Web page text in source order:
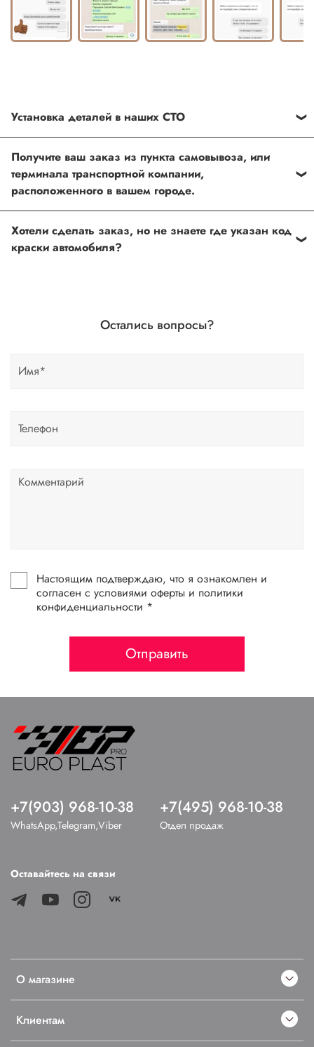
Установка деталей в наших СТО
можно установить в любом из наших установочных
центров по Москве
Получите ваш заказ из пункта самовывоза, или
терминала транспортной компании,
расположенного в вашем городе.
нашим менеджером
Хотели сделать заказ, но не знаете где указан код
краски автомобиля?
менеджеру по форме обратной связи, на Whats up, либо
Остались вопросы?
Настоящим подтверждаю, что я ознакомлен и
согласен с условиями оферты и политики
конфиденциальности *
Отправить
О магазине
Клиентам
+7(903) 968-10-38
WhatsApp,Telegram,Viber
+7(495) 968-10-38
Отдел продаж
Оставайтесь на связи